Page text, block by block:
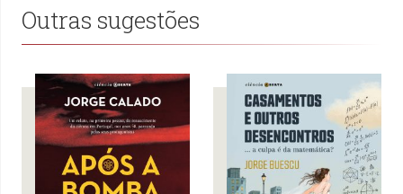
Outras sugestões